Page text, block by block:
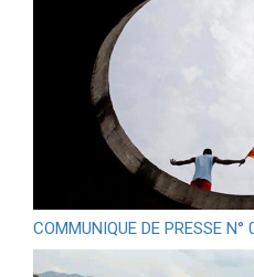
COMMUNIQUE DE PRESSE